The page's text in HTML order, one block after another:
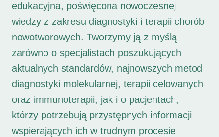
edukacyjna, poświęcona nowoczesnej
wiedzy z zakresu diagnostyki i terapii chorób
nowotworowych. Tworzymy ją z myślą
zarówno o specjalistach poszukujących
aktualnych standardów, najnowszych metod
diagnostyki molekularnej, terapii celowanych
oraz immunoterapii, jak i o pacjentach,
którzy potrzebują przystępnych informacji
wspierających ich w trudnym procesie